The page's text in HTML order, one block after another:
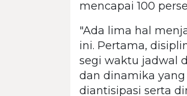
mencapai 100
"Ada lima hal
ini. Pertama,
segi waktu jadwal
dan dinamika
diantisipasi serta